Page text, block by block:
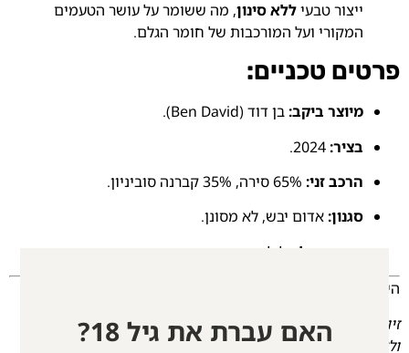
ייצור טבעיללא סינון, מה ששומר על עושר הטעמים
המקורי ועל המורכבות של חומר הגלם.
פרטים טכניים:
מיוצר ביקב:בן דוד (Ben David).
בציר:
הרכב זני:
סגנון:אדום יבש, לא מסונן.
אזור גידול:
גליל.
היין לזכר רס"ל
זיו בן לרוזה ואבי, נולד בכפר סבא. בוגר ישיבת ההסדר בירוחם
ולאחר מכן אברך בישיבה. בחור שקדן, איש אמת ומאיר פנים
האם עברת את גיל 18?